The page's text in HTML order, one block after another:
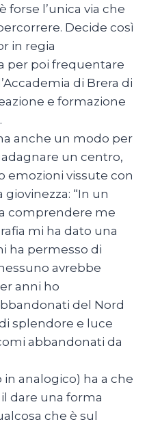
forse l’unica via che
Decide così
in regia
per poi frequentare
di Brera di
e formazione
anche un modo per
un centro,
emozioni vissute con
“In un
comprendere me
mi ha dato una
ha permesso di
avrebbe
anni ho
del Nord
splendore e luce
abbandonati da
analogico) ha a che
dare una forma
che è sul